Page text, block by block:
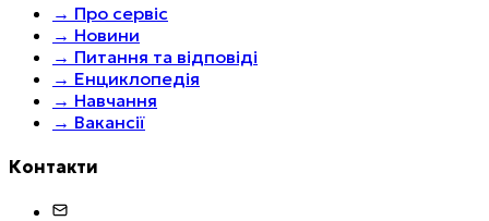
→ Про сервіс
→ Новини
→ Питання та відповіді
→ Енциклопедія
→ Навчання
→ Вакансії
Контакти